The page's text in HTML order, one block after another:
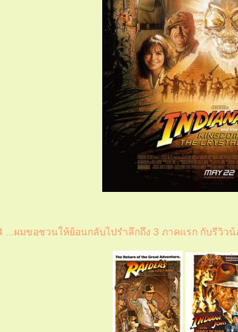
...ผมขอชวนให้ย้อนกลับไปรำลึกถึง 3 ภาคแรก กับรีวิว